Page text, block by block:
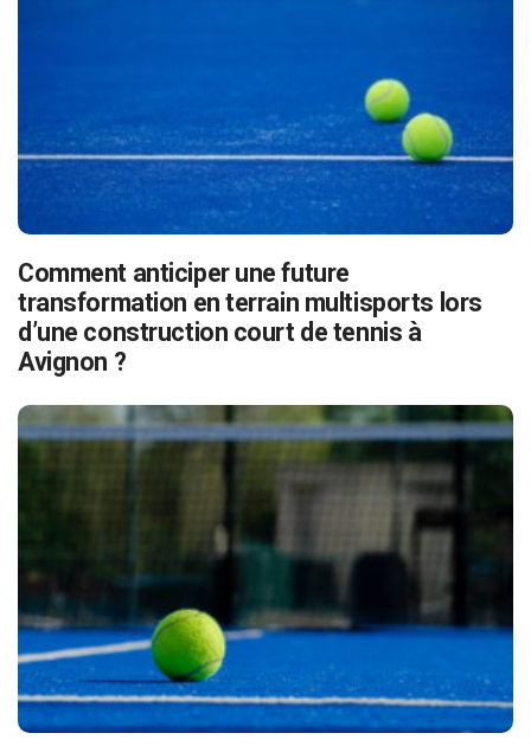
Comment anticiper une future
transformation en terrain multisports lors
d’une construction court de tennis à
Avignon ?